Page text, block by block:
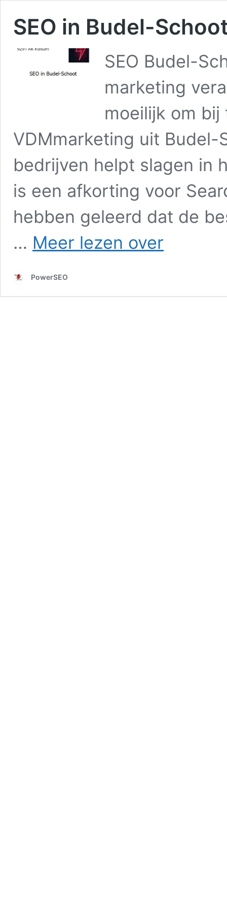
SEO in Budel-
SEO Budel-
marketing
moeilijk om bij
VDMmarketing uit Budel-
bedrijven helpt slagen in
is een afkorting voor
hebben geleerd dat de
… Meer lezen over
PowerSEO